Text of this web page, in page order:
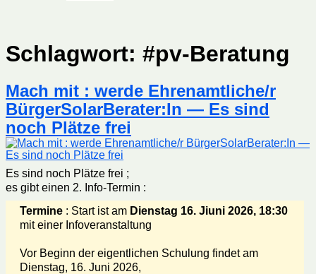
Schlagwort: #pv-Beratung
Mach mit : werde Ehrenamtliche/r
BürgerSolarBerater:In — Es sind
noch Plätze frei
Es sind noch Plätze frei ;
es gibt einen 2. Info-Termin :
Termine : Start ist am Dienstag 16. Jiuni 2026, 18:30
mit einer Infoveranstaltung
Vor Beginn der eigentlichen Schulung findet am
Dienstag, 16. Juni 2026,